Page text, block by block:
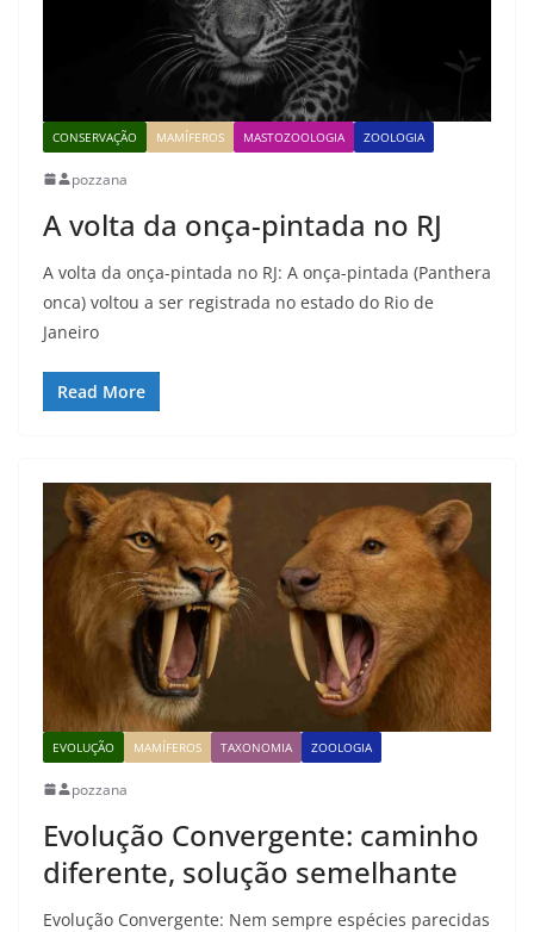
CONSERVAÇÃO MAMÍFEROS MASTOZOOLOGIA ZOOLOGIA
pozzana
A volta da onça-pintada no RJ
A volta da onça-pintada no RJ: A onça-pintada (Panthera
onca) voltou a ser registrada no estado do Rio de
Janeiro
Read More
EVOLUÇÃO MAMÍFEROS TAXONOMIA ZOOLOGIA
pozzana
Evolução Convergente: caminho
diferente, solução semelhante
Evolução Convergente: Nem sempre espécies parecidas